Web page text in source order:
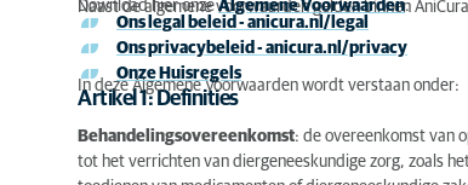
Download hier onzeAlgemene Voorwaarden.
Naast de algemene voorwaarden gelden binnen
Ons legal beleid - anicura.nl/legal
Ons privacybeleid - anicura.nl/privacy
Onze Huisregels
Artikel 1: Definities
In deze Algemene Voorwaarden wordt verstaan onder:
Behandelingsovereenkomst: de overeenkomst van
tot het verrichten van diergeneeskundige zorg, zoals